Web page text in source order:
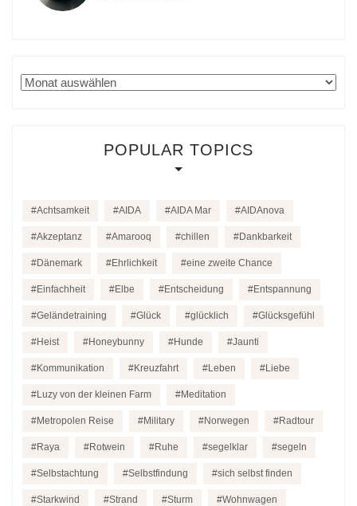
Archiv
POPULAR TOPICS
Achtsamkeit AIDA AIDA Mar AIDAnova
Akzeptanz Amarooq chillen Dankbarkeit
Dänemark Ehrlichkeit eine zweite Chance
Einfachheit Elbe Entscheidung Entspannung
Geländetraining Glück glücklich Glücksgefühl
Heist Honeybunny Hunde Jaunti
Kommunikation Kreuzfahrt Leben Liebe
Luzy von der kleinen Farm Meditation
Metropolen Reise Military Norwegen Radtour
Raya Rotwein Ruhe segelklar segeln
Selbstachtung Selbstfindung sich selbst finden
Starkwind Strand Sturm Wohnwagen